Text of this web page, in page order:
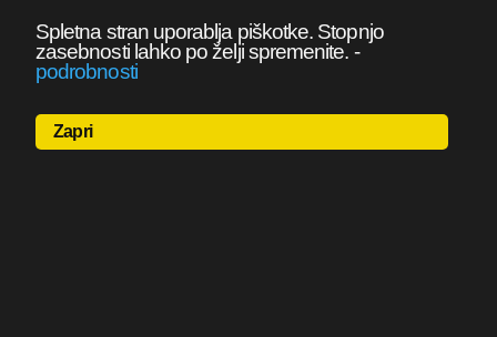
Spletna stran uporablja piškotke. Stopnjo
zasebnosti lahko po želji spremenite. -
podrobnosti
Zapri